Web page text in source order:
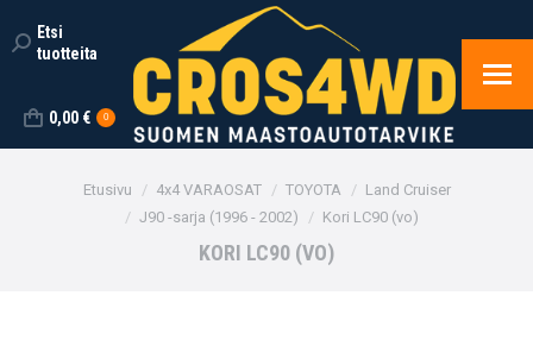
Search:
Etsi
tuotteita
0,00 € 0
You are here:
Etusivu 4x4 VARAOSAT TOYOTA
Land Cruiser
J90 -sarja (1996 - 2002)
Kori LC90 (vo)
KORI LC90 (VO)